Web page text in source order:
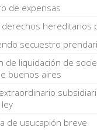
de expensas
hereditarios
secuestro
de liquidación de
buenos aires
de usucapión breve